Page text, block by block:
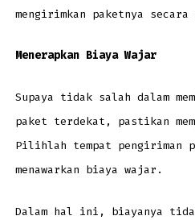
mengirimkan paketnya secara
Menerapkan Biaya Wajar
Supaya tidak salah dalam
paket terdekat, pastikan
Pilihlah tempat pengiriman
menawarkan biaya wajar.
Dalam hal ini, biayanya